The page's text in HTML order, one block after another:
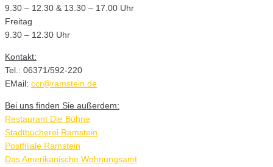
9.30 – 12.30 & 13.30 – 17.00 Uhr
Freitag
9.30 – 12.30 Uhr
Kontakt:
Tel.: 06371/592-220
EMail: ccr@ramstein.de
Bei uns finden Sie außerdem:
Restaurant Die Bühne
Stadtbücherei Ramstein
Postfiliale Ramstein
Das Amerikanische Wohnungsamt